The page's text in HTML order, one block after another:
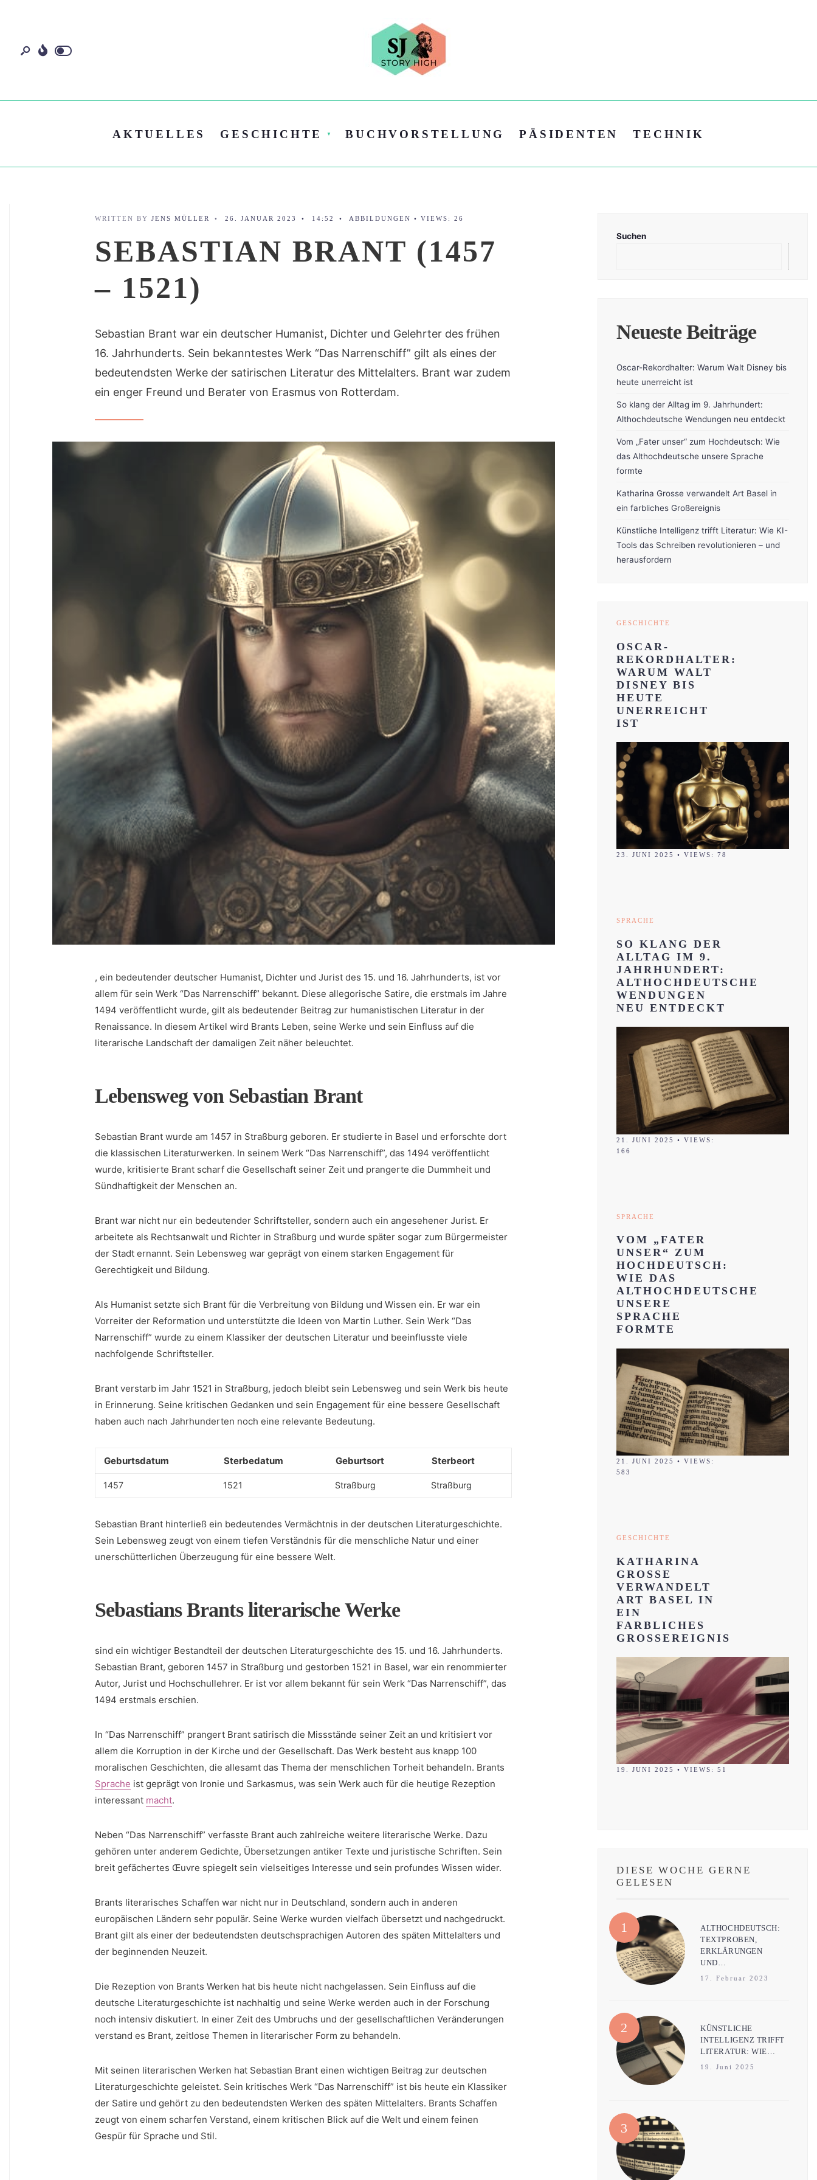
AKTUELLES GESCHICHTE BUCHVORSTELLUNG PÄSIDENTEN TECHNIK
WRITTEN BY JENS MÜLLER • 26. JANUAR 2023 • 14:52 • ABBILDUNGEN • VIEWS: 26
SEBASTIAN BRANT (1457
– 1521)
Sebastian Brant war ein deutscher Humanist, Dichter und Gelehrter des frühen
16. Jahrhunderts. Sein bekanntestes Werk “Das Narrenschiff” gilt als eines der
bedeutendsten Werke der satirischen Literatur des Mittelalters. Brant war zudem
ein enger Freund und Berater von Erasmus von Rotterdam.
,⁤ ein bedeutender deutscher Humanist, Dichter und Jurist des 15. und‌ 16. Jahrhunderts, ist vor
allem für sein⁤ Werk “Das Narrenschiff” bekannt. Diese allegorische Satire, die​ erstmals im‍ Jahre
1494 veröffentlicht wurde, gilt als bedeutender Beitrag zur humanistischen Literatur in der⁣
Renaissance. In diesem Artikel wird Brants‍ Leben, seine Werke und sein Einfluss auf die
literarische Landschaft der damaligen Zeit ‌näher beleuchtet.
Lebensweg ‍von Sebastian Brant
Sebastian⁣ Brant wurde am 1457⁢ in Straßburg geboren. Er studierte in Basel und ‌erforschte dort
die klassischen Literaturwerken. In seinem Werk “Das Narrenschiff”, das 1494 veröffentlicht
wurde, kritisierte Brant scharf die Gesellschaft seiner Zeit und prangerte die Dummheit und
Sündhaftigkeit der Menschen an.
Brant war nicht nur ein bedeutender Schriftsteller, sondern auch ein angesehener Jurist. Er
arbeitete als Rechtsanwalt und Richter in Straßburg und wurde später sogar zum ‍Bürgermeister
der Stadt ernannt. Sein Lebensweg war geprägt von ‍einem starken Engagement ⁤für
Gerechtigkeit und ​Bildung.
Als ⁣Humanist setzte sich Brant für die Verbreitung⁢ von Bildung und Wissen ein. Er war ein
Vorreiter der Reformation ​und unterstützte die Ideen von Martin Luther. Sein Werk “Das
Narrenschiff” ⁤wurde zu einem Klassiker der deutschen ⁤Literatur und⁤ beeinflusste viele
nachfolgende Schriftsteller.
Brant verstarb im​ Jahr 1521 in⁢ Straßburg, jedoch bleibt sein Lebensweg und‍ sein​ Werk bis heute
in Erinnerung. Seine kritischen ⁤Gedanken und sein Engagement‍ für eine bessere Gesellschaft
haben auch nach Jahrhunderten noch eine relevante Bedeutung.
Geburtsdatum Sterbedatum Geburtsort Sterbeort
1457 1521 Straßburg Straßburg
Sebastian Brant ​hinterließ ein bedeutendes Vermächtnis in der deutschen Literaturgeschichte.
Sein Lebensweg zeugt von einem tiefen Verständnis für⁤ die menschliche Natur und⁤ einer
unerschütterlichen Überzeugung für eine bessere Welt.
Sebastians ⁤Brants‌ literarische Werke
sind ein wichtiger Bestandteil der deutschen Literaturgeschichte ​des 15. und 16. Jahrhunderts.
Sebastian Brant, geboren 1457 in Straßburg und gestorben 1521 in Basel, war ein ⁤renommierter
Autor, Jurist und Hochschullehrer. Er ist vor allem bekannt für sein Werk “Das Narrenschiff”, das
1494 erstmals erschien.
In “Das Narrenschiff” prangert Brant satirisch die ‌Missstände seiner Zeit an und kritisiert vor
allem die Korruption in der Kirche und der Gesellschaft. Das Werk besteht aus knapp 100
moralischen Geschichten, die ⁢allesamt das‍ Thema‌ der menschlichen Torheit behandeln. Brants
Sprache ist geprägt von Ironie und⁣ Sarkasmus, was sein Werk auch für die heutige Rezeption
interessant macht.
Neben “Das Narrenschiff” verfasste Brant auch zahlreiche weitere literarische ⁣Werke. Dazu
gehören unter ⁢anderem Gedichte, Übersetzungen antiker Texte und juristische Schriften. Sein
⁣breit gefächertes Œuvre spiegelt ‌sein vielseitiges Interesse und⁤ sein profundes Wissen wider.
Brants literarisches Schaffen war nicht nur in ⁣Deutschland, sondern auch in anderen
europäischen Ländern sehr ‍populär. Seine Werke wurden vielfach übersetzt und nachgedruckt.
Brant gilt als einer der bedeutendsten deutschsprachigen Autoren des späten Mittelalters und
der beginnenden Neuzeit.
Die Rezeption von Brants Werken hat bis heute nicht nachgelassen. Sein Einfluss auf die
deutsche Literaturgeschichte ist nachhaltig und ​seine Werke werden auch in der Forschung
noch intensiv diskutiert. In einer Zeit‍ des Umbruchs und der gesellschaftlichen⁤ Veränderungen
verstand es Brant, ⁤zeitlose ‌Themen in literarischer Form zu behandeln.
Mit seinen literarischen Werken hat Sebastian ⁣Brant einen wichtigen Beitrag⁣ zur deutschen
Literaturgeschichte ⁣geleistet. ⁤Sein kritisches Werk “Das Narrenschiff” ist bis heute ein Klassiker
der Satire und gehört zu ‌den bedeutendsten Werken des‌ späten Mittelalters. Brants Schaffen
zeugt von einem scharfen Verstand, einem‌ kritischen Blick auf‌ die Welt und einem feinen
Gespür für Sprache und Stil.
Suchen
Neueste Beiträge
Oscar-Rekordhalter: Warum Walt Disney bis
heute unerreicht ist
So klang der Alltag im 9. Jahrhundert:
Althochdeutsche Wendungen neu entdeckt
Vom „Fater unser“ zum Hochdeutsch: Wie
das Althochdeutsche unsere Sprache
formte
Katharina Grosse verwandelt Art Basel in
ein farbliches Großereignis
Künstliche Intelligenz trifft Literatur: Wie KI-
Tools das Schreiben revolutionieren – und
herausfordern
GESCHICHTE
OSCAR-
REKORDHALTER:
WARUM WALT
DISNEY BIS
HEUTE
UNERREICHT
IST
23. JUNI 2025 • VIEWS: 78
SPRACHE
SO KLANG DER
ALLTAG IM 9.
JAHRHUNDERT:
ALTHOCHDEUTSCHE
WENDUNGEN
NEU ENTDECKT
21. JUNI 2025 • VIEWS:
166
SPRACHE
VOM „FATER
UNSER“ ZUM
HOCHDEUTSCH:
WIE DAS
ALTHOCHDEUTSCHE
UNSERE
SPRACHE
FORMTE
21. JUNI 2025 • VIEWS:
583
GESCHICHTE
KATHARINA
GROSSE
VERWANDELT
ART BASEL IN
EIN
FARBLICHES
GROSSEREIGNIS
19. JUNI 2025 • VIEWS: 51
DIESE WOCHE GERNE
GELESEN
ALTHOCHDEUTSCH:
TEXTPROBEN,
ERKLÄRUNGEN
UND…
17. Februar 2023
KÜNSTLICHE
INTELLIGENZ TRIFFT
LITERATUR: WIE…
19. Juni 2025